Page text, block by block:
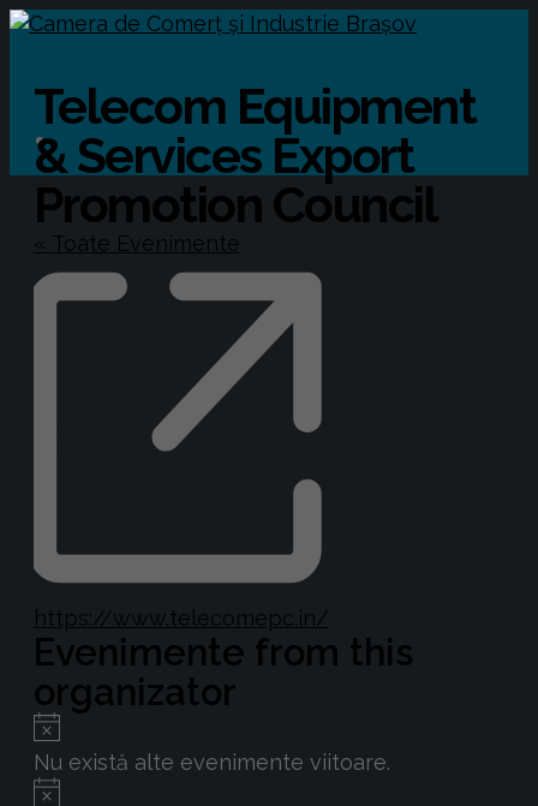
Telecom Equipment
& Services Export
Promotion Council
« Toate Evenimente
Website
https://www.telecomepc.in/
Evenimente from this
organizator
Notificare
Nu există alte evenimente viitoare.
Notificare